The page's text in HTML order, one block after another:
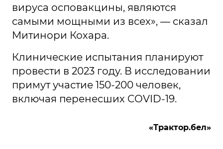
вируса осповакцины, являются
самыми мощными из всех», — сказал
Митинори Кохара.
Клинические испытания планируют
провести в 2023 году. В исследовании
примут участие 150-200 человек,
включая перенесших COVID-19.
«Трактор.бел»